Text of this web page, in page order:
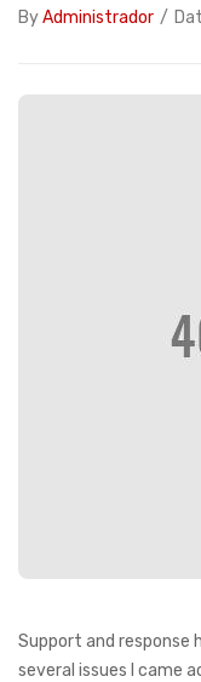
ByAdministrador /
Support and response
several issues I came